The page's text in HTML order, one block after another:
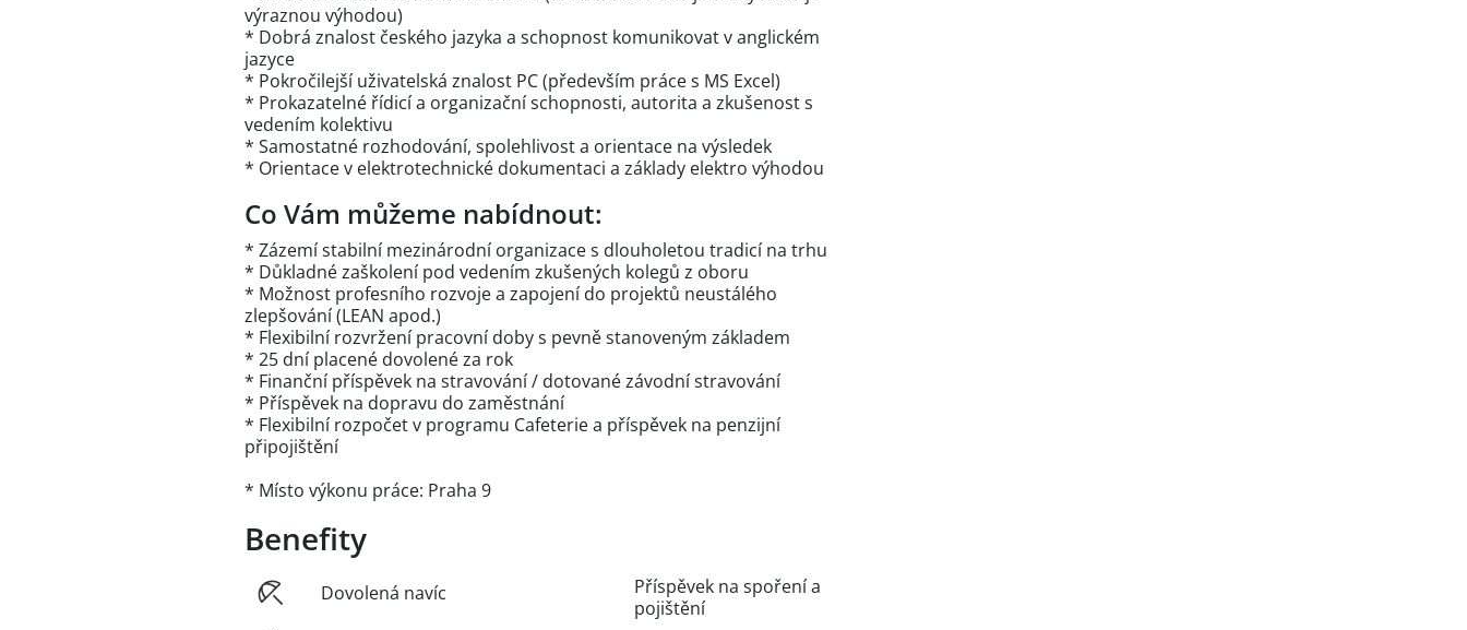
výraznou výhodou)
* Dobrá znalost českého jazyka a schopnost komunikovat v anglickém
jazyce
* Pokročilejší uživatelská znalost PC (především práce s MS Excel)
* Prokazatelné řídicí a organizační schopnosti, autorita a zkušenost s
vedením kolektivu
* Samostatné rozhodování, spolehlivost a orientace na výsledek
* Orientace v elektrotechnické dokumentaci a základy elektro výhodou
Co Vám můžeme nabídnout:
* Zázemí stabilní mezinárodní organizace s dlouholetou tradicí na trhu
* Důkladné zaškolení pod vedením zkušených kolegů z oboru
* Možnost profesního rozvoje a zapojení do projektů neustálého
zlepšování (LEAN apod.)
* Flexibilní rozvržení pracovní doby s pevně stanoveným základem
* 25 dní placené dovolené za rok
* Finanční příspěvek na stravování / dotované závodní stravování
* Příspěvek na dopravu do zaměstnání
* Flexibilní rozpočet v programu Cafeterie a příspěvek na penzijní
připojištění
* Místo výkonu práce: Praha 9
Benefity
Dovolená navíc
Příspěvek na spoření a
pojištění